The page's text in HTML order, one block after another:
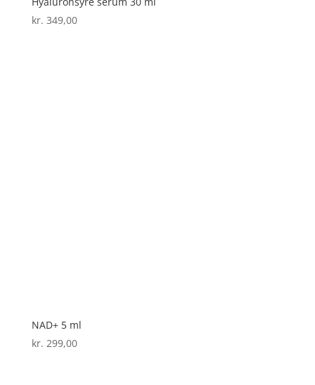
kr. 349,00
NAD+ 5 ml
kr. 299,00